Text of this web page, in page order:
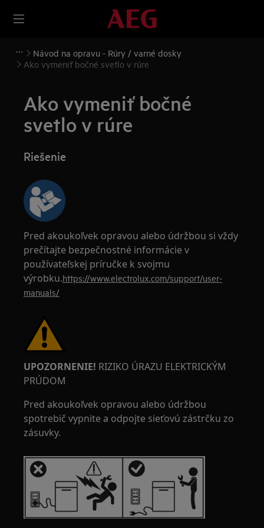
Návod na opravu - Rúry / varné dosky
Ako vymeniť bočné svetlo v rúre
Ako vymeniť bočné
svetlo v rúre
Riešenie
Pred akoukoľvek opravou alebo údržbou si vždy
prečítajte bezpečnostné informácie v
používateľskej príručke k svojmu
výrobku.https://www.electrolux.com/support/user-
manuals/
UPOZORNENIE! RIZIKO ÚRAZU ELEKTRICKÝM
PRÚDOM
Pred akoukoľvek opravou alebo údržbou
spotrebič vypnite a odpojte sieťovú zástrčku zo
zásuvky.